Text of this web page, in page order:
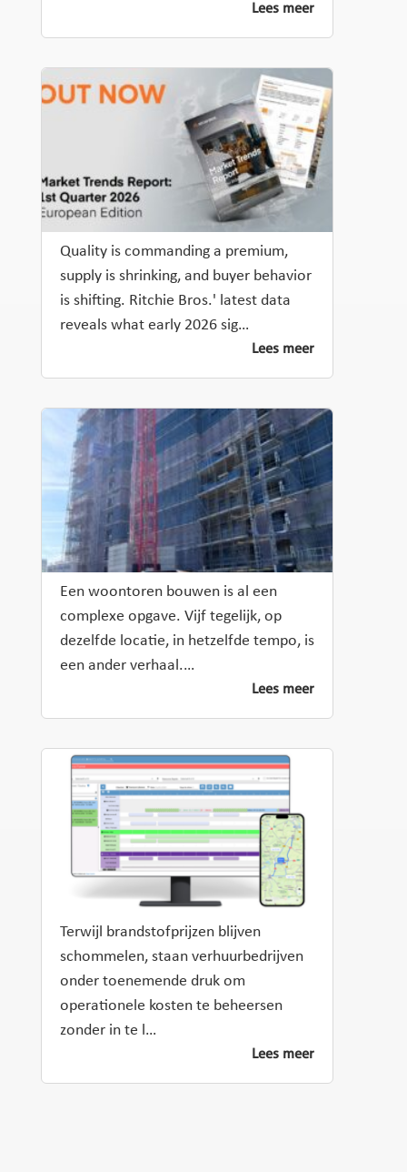
Lees meer
Quality is commanding a premium,
supply is shrinking, and buyer behavior
is shifting. Ritchie Bros.' latest data
reveals what early 2026 sig…
Lees meer
Een woontoren bouwen is al een
complexe opgave. Vijf tegelijk, op
dezelfde locatie, in hetzelfde tempo, is
een ander verhaal.…
Lees meer
Terwijl brandstofprijzen blijven
schommelen, staan verhuurbedrijven
onder toenemende druk om
operationele kosten te beheersen
zonder in te l…
Lees meer